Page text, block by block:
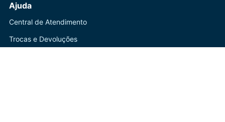
Ajuda
Central de Atendimento
Trocas e Devoluções